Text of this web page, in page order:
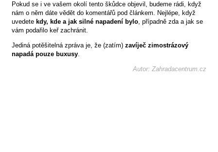
Pokud se i ve vašem okolí tento škůdce objevil, budeme rádi, když
nám o něm dáte vědět do komentářů pod článkem. Nejlépe, když
uvedete kdy, kde a jak silné napadení bylo, případně zda a jak se
vám podařilo keř zachránit.
Jediná potěšitelná zpráva je, že (zatím) zavíječ zimostrázový
napadá pouze buxusy.
Autor: Zahradacentrum.cz